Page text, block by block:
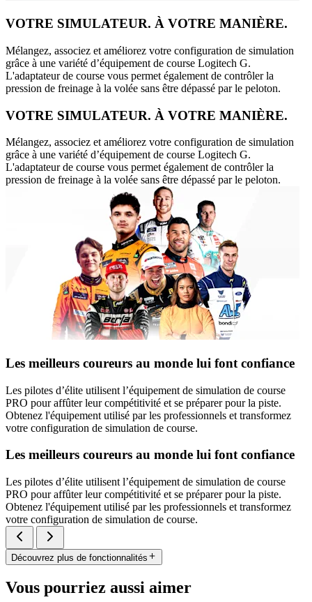
VOTRE SIMULATEUR. À VOTRE MANIÈRE.
Mélangez, associez et améliorez votre configuration de simulation
grâce à une variété d’équipement de course Logitech G.
L'adaptateur de course vous permet également de contrôler la
pression de freinage à la volée sans être dépassé par le peloton.
VOTRE SIMULATEUR. À VOTRE MANIÈRE.
Mélangez, associez et améliorez votre configuration de simulation
grâce à une variété d’équipement de course Logitech G.
L'adaptateur de course vous permet également de contrôler la
pression de freinage à la volée sans être dépassé par le peloton.
Les meilleurs coureurs au monde lui font confiance
Les pilotes d’élite utilisent l’équipement de simulation de course
PRO pour affûter leur compétitivité et se préparer pour la piste.
Obtenez l'équipement utilisé par les professionnels et transformez
votre configuration de simulation de course.
Les meilleurs coureurs au monde lui font confiance
Les pilotes d’élite utilisent l’équipement de simulation de course
PRO pour affûter leur compétitivité et se préparer pour la piste.
Obtenez l'équipement utilisé par les professionnels et transformez
votre configuration de simulation de course.
Découvrez plus de fonctionnalités
Vous pourriez aussi aimer